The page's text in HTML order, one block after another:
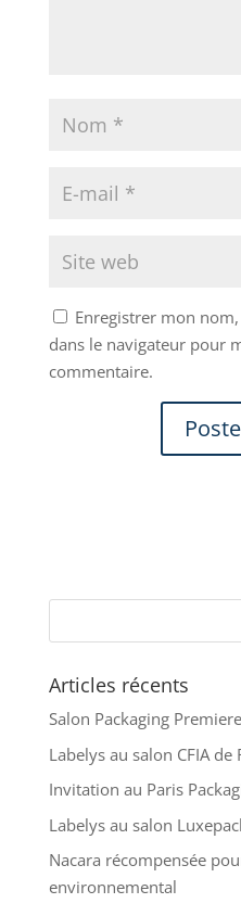
Enregistrer mon
dans le navigateur pour
commentaire.
Articles récents
Salon Packaging
Labelys au salon CFIA de
Invitation au Paris
Labelys au salon
Nacara récompensée
environnemental